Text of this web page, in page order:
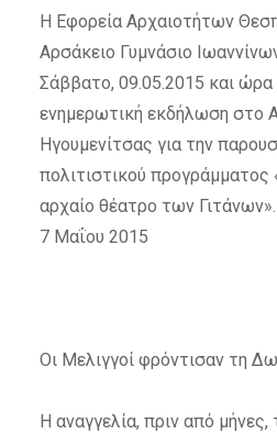
Η Εφορεία Αρχαιοτήτων
Αρσάκειο Γυμνάσιο
Σάββατο, 09.05.2015 και ώρα
ενημερωτική εκδήλωση στο
Ηγουμενίτσας για την
πολιτιστικού προγράμματος
αρχαίο θέατρο των Γιτάνων».
7 Μαΐου 2015
Οι Μελιγγοί φρόντισαν τη
Η αναγγελία, πριν από μήνες,